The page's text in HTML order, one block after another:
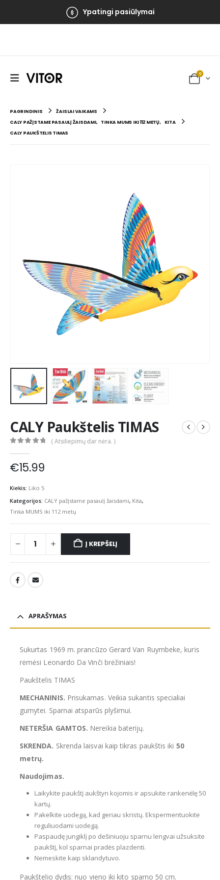
Ypatingi pasiūlymai
0
PAGRINDINIS
ŽAISLAI VAIKAMS
CALY PAŽĮSTAME PASAULĮ ŽAISDAMI, TINKA MUMS IKI 112 METŲ,
KITA
CALY PAUKŠTELIS TIMAS
CALY Paukštelis TIMAS
( Atsiliepimų dar nėra. )
€15.99
Kiekis: Liko 5
Kategorijos: CALY pažįstame pasaulį žaisdami, Kita,
Tinka MUMS iki 112 metų
Į KREPŠELĮ
APRAŠYMAS
Sukurtas 1969 m. prancūzo Gerard Van Ruymbeke, kuris
rėmėsi Leonardo Da Vinči brėžiniais!
Paukštelis TIMAS
MECHANINIS. Prisukamas. Veikia sukantis specialiai
gumytei. Sparnai atsparūs plyšimui.
NETERŠIA GAMTOS. Nereikia baterijų.
SKRENDA. Skrenda laisvai kaip tikras paukštis iki 50
metrų.
Naudojimas.
Laikykite paukštį aukštyn kojomis ir apsukite rankenėlę 50
kartų.
Pakelkite uodegą, kad geriau skristų. Ekspermentuokite
reguliuodami uodegą.
Paspaudę jungiklį po dešiniuoju sparnu lengvai užsuksite
paukštį, kol sparnai pradės plazdenti.
Nemeskite kaip sklandytuvo.
Paukštelio dydis: nuo vieno iki kito sparno 50 cm.